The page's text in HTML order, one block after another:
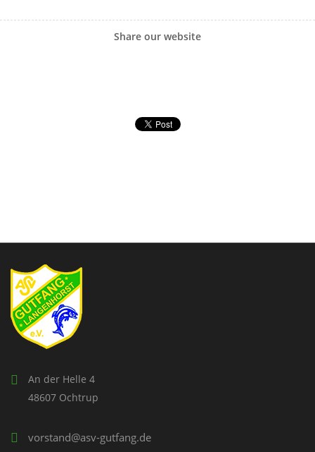
Share our website
An der Helle 4
48607 Ochtrup
vorstand@asv-gutfang.de